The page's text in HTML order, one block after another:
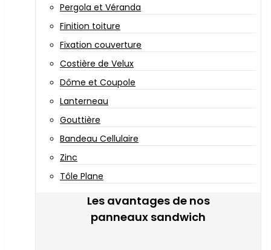
Pergola et Véranda
Finition toiture
Fixation couverture
Costière de Velux
Dôme et Coupole
Lanterneau
Gouttière
Bandeau Cellulaire
Zinc
Tôle Plane
Les avantages de nos
panneaux sandwich